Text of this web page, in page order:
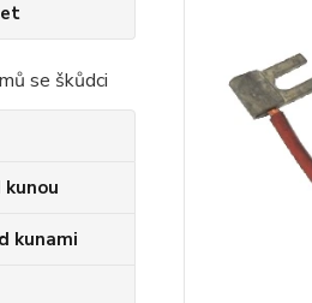
se škůdci
kunami